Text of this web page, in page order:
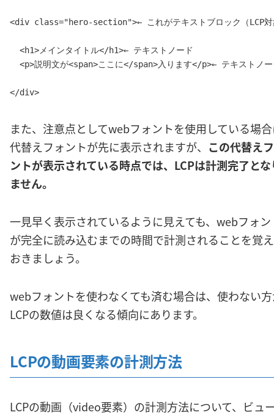
<div class="hero-section">← これがテキストブロック（LCP対
  <h1>メインタイトル</h1>← テキストノード
<p>説明文が<span>ここに</span>入ります</p>← テキストノー
</div>
また、注意点としてwebフォントを使用している場
代替えフォントが先に表示されますが、 この代替え
ントが表示されている時点では、LCPは計測完了とな
ません。
一見早く表示されているように見えても、webフォン
が完全に読み込むまでの時間で計測されることを覚
おきましょう。
webフォントを使わなくても済む場合は、使わない
LCPの数値は良くなる傾向にあります。
LCPの動画要素の計測方法
LCPの動画（video要素）の計測方法について、ビュ